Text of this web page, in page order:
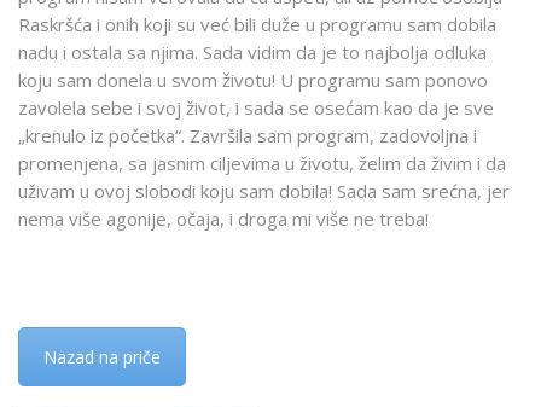
Raskršća i onih koji su već bili duže u programu sam dobila
nadu i ostala sa njima. Sada vidim da je to najbolja odluka
koju sam donela u svom životu! U programu sam ponovo
zavolela sebe i svoj život, i sada se osećam kao da je sve
„krenulo iz početka“. Završila sam program, zadovoljna i
promenjena, sa jasnim ciljevima u životu, želim da živim i da
uživam u ovoj slobodi koju sam dobila! Sada sam srećna, jer
nema više agonije, očaja, i droga mi više ne treba!
Nazad na priče